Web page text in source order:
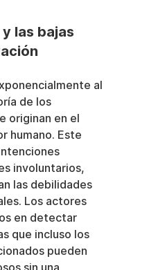
las bajas
al
de los
originan en el
humano. Este
involuntarios,
las debilidades
Los actores
en detectar
que incluso los
pueden